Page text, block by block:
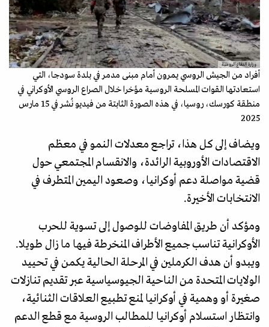
وزارة الدفاع الروسية
أفراد من الجيش الروسي يمرون أمام مبنى مدمر في بلدة سودجا، التي
استعادتها القوات المسلحة الروسية مؤخرا خلال الصراع الروسي الأوكراني في
منطقة كورسك، روسيا، في هذه الصورة الثابتة من فيديو نُشر في 15 مارس
2025
ويضاف إلى كل هذا، تراجع معدلات النمو في معظم
الاقتصادات الأوروبية الرائدة، والانقسام المجتمعي حول
قضية مواصلة دعم أوكرانيا، وصعود اليمين المتطرف في
الانتخابات الأخيرة.
ومؤكد أن طريق المفاوضات للوصول إلى تسوية للحرب
الأوكرانية تناسب جميع الأطراف المنخرطة فيها ما زال طويلا.
ويبدو أن هدف الكرملين في المرحلة الحالية يكمن في تحييد
الولايات المتحدة من الناحية الجيوسياسية عبر تقديم تنازلات
صغيرة أو وهمية في أوكرانيا لمنع تطبيع العلاقات الثنائية،
وانتظار استسلام أوكرانيا للمطالب الروسية مع قطع الدعم